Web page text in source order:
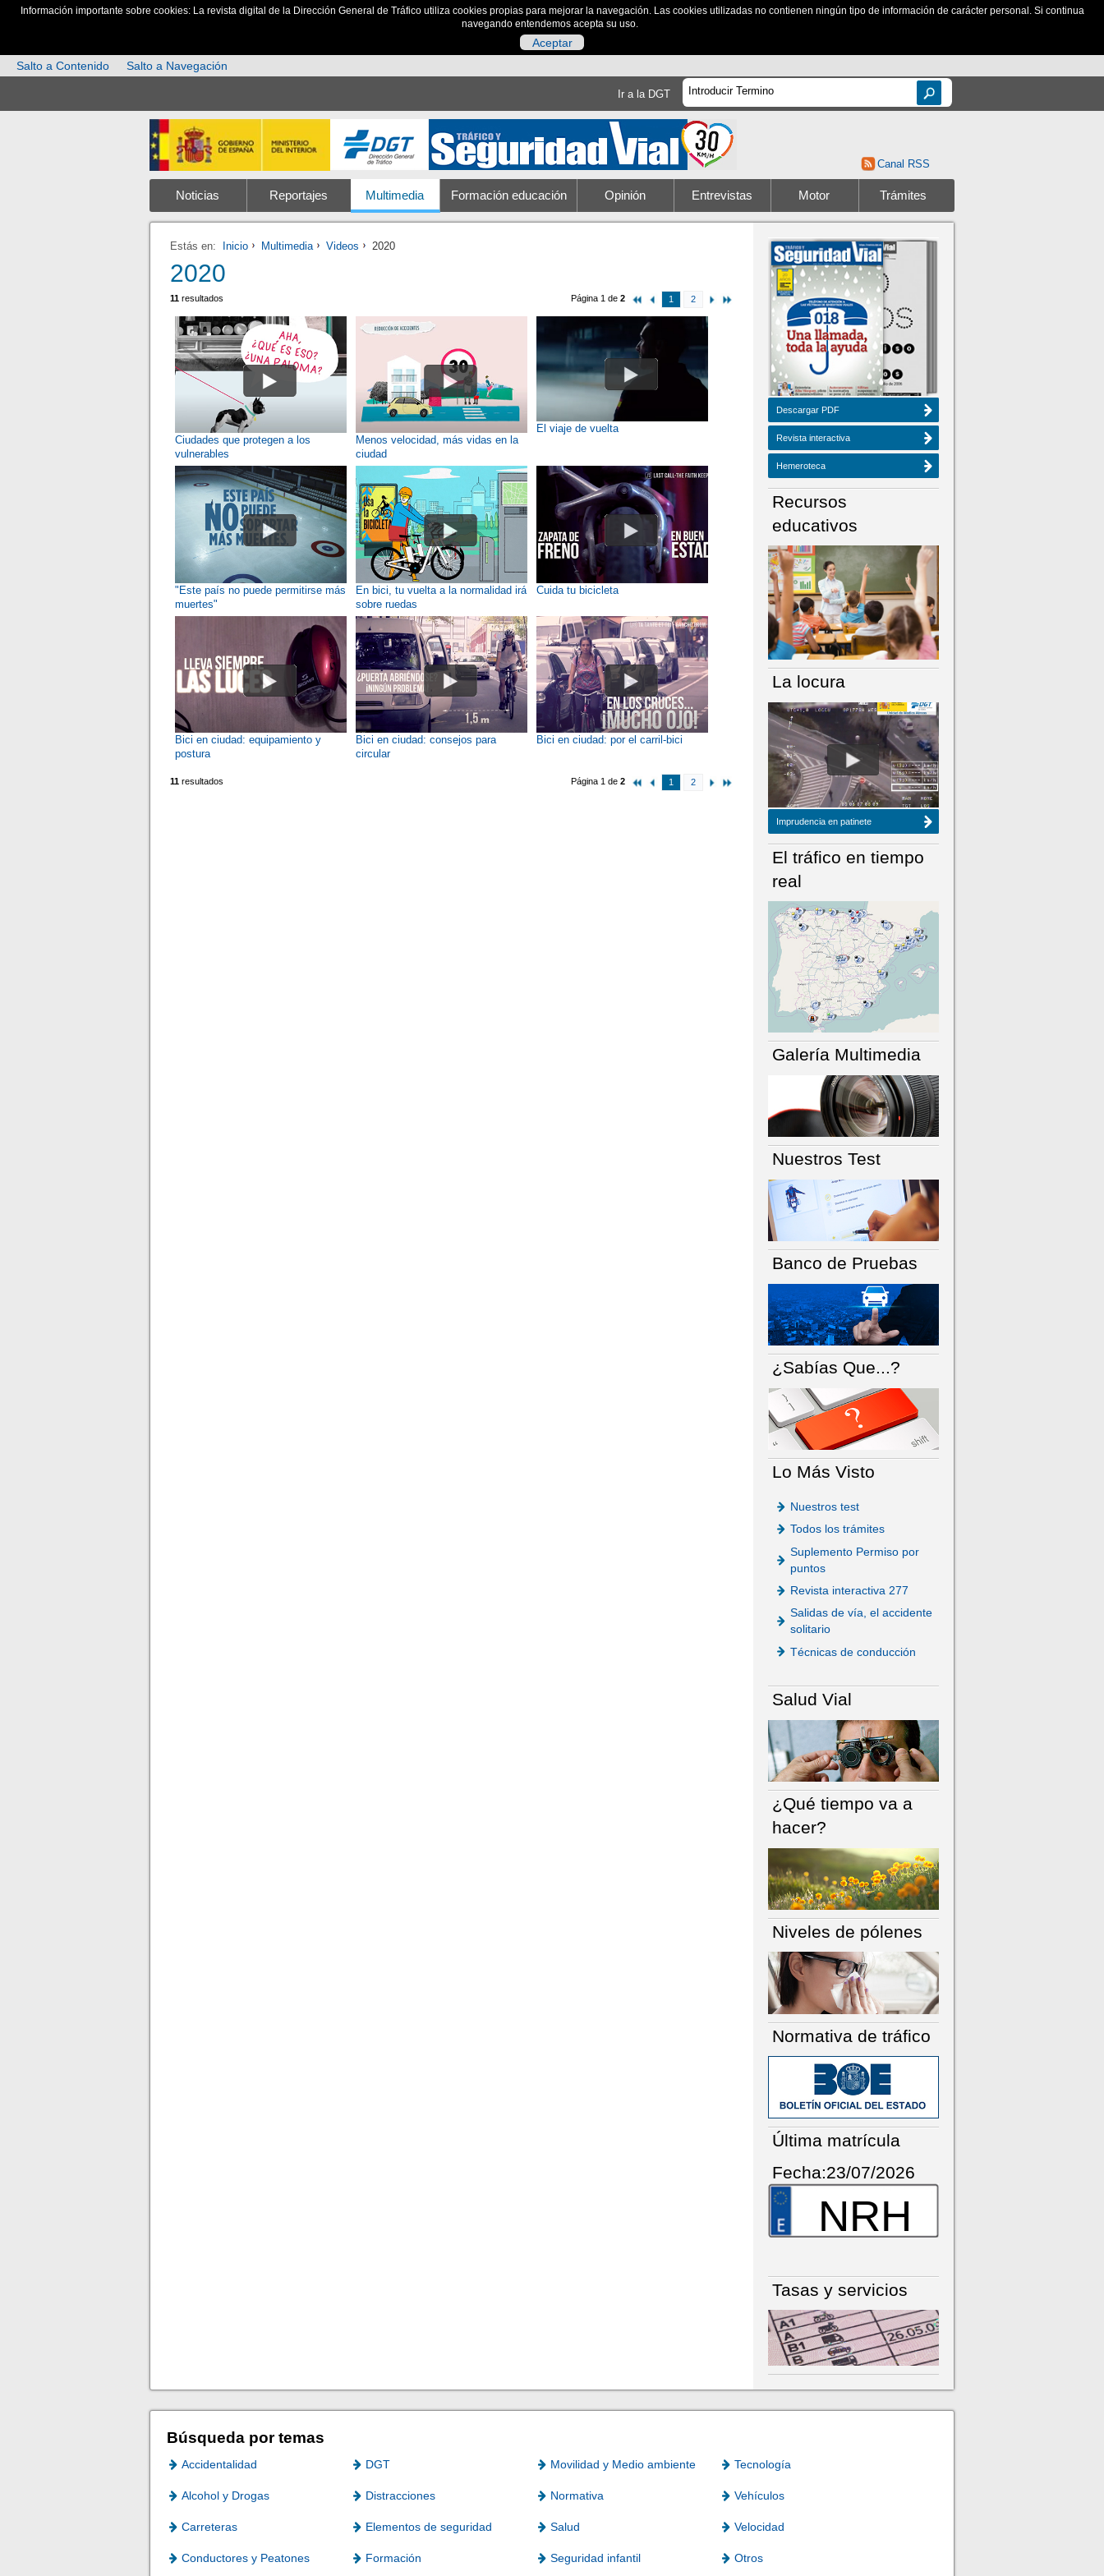
Información importante sobre cookies: La revista digital de la Dirección General de Tráfico utiliza cookies propias para mejorar la navegación. Las cookies utilizadas no contienen ningún tipo de información de carácter personal. Si continua
navegando entendemos acepta su uso.
Aceptar
Salto a Contenido
Salto a Navegación
Ir a la DGT
Canal RSS
Noticias Reportajes Multimedia Formación educación Opinión Entrevistas Motor Trámites
Estás en: Inicio Multimedia Videos 2020
2020
11 resultados Página 1 de2 1 2
Ciudades que protegen a los
vulnerables
Menos velocidad, más vidas en la
ciudad
El viaje de vuelta
"Este país no puede permitirse más
muertes"
En bici, tu vuelta a la normalidad irá
sobre ruedas
Cuida tu bicicleta
Bici en ciudad: equipamiento y
postura
Bici en ciudad: consejos para
circular
Bici en ciudad: por el carril-bici
11 resultados Página 1 de2 1 2
NÚMERO ACTUAL HEMEROTECA
Descargar PDF
Revista interactiva
Hemeroteca
Recursos
educativos
La locura
Imprudencia en patinete
El tráfico en tiempo
real
Galería Multimedia
Nuestros Test
Banco de Pruebas
¿Sabías Que...?
Lo Más Visto
Nuestros test
Todos los trámites
Suplemento Permiso por
puntos
Revista interactiva 277
Salidas de vía, el accidente
solitario
Técnicas de conducción
Salud Vial
¿Qué tiempo va a
hacer?
Niveles de pólenes
Normativa de tráfico
Última matrícula
Fecha:23/07/2026
NRH
Tasas y servicios
Búsqueda por temas
Accidentalidad DGT Movilidad y Medio ambiente Tecnología
Alcohol y Drogas Distracciones Normativa Vehículos
Carreteras Elementos de seguridad Salud Velocidad
Conductores y Peatones Formación Seguridad infantil Otros